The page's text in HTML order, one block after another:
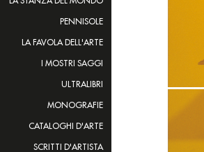
PENNISOLE
LA FAVOLA DELL'ARTE
I MOSTRI SAGGI
ULTRALIBRI
MONOGRAFIE
CATALOGHI D'ARTE
SCRITTI D'ARTISTA